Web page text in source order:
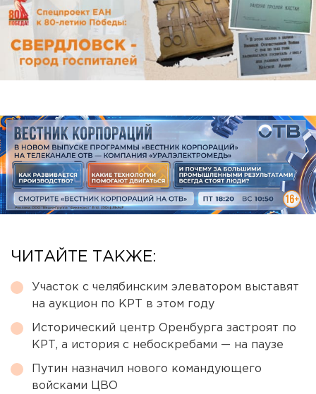
ЧИТАЙТЕ ТАКЖЕ:
Участок с челябинским элеватором выставят
на аукцион по КРТ в этом году
Исторический центр Оренбурга застроят по
КРТ, а история с небоскребами — на паузе
Путин назначил нового командующего
войсками ЦВО